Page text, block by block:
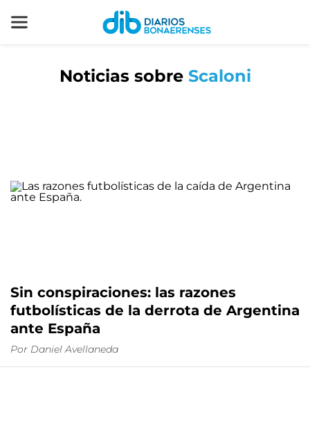
Noticias sobre Scaloni
Sin conspiraciones: las razones
futbolísticas de la derrota de Argentina
ante España
Por Daniel Avellaneda